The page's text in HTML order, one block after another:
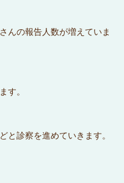
んの報告人数が増えていま
す。
察を進めていきます。